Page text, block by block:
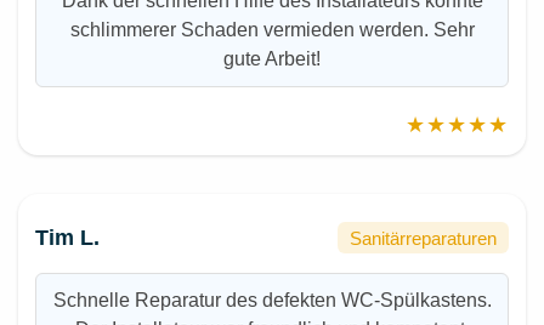
schlimmerer Schaden vermieden werden. Sehr
gute Arbeit!
★★★★★
Tim L. Sanitärreparaturen
Schnelle Reparatur des defekten WC-Spülkastens.